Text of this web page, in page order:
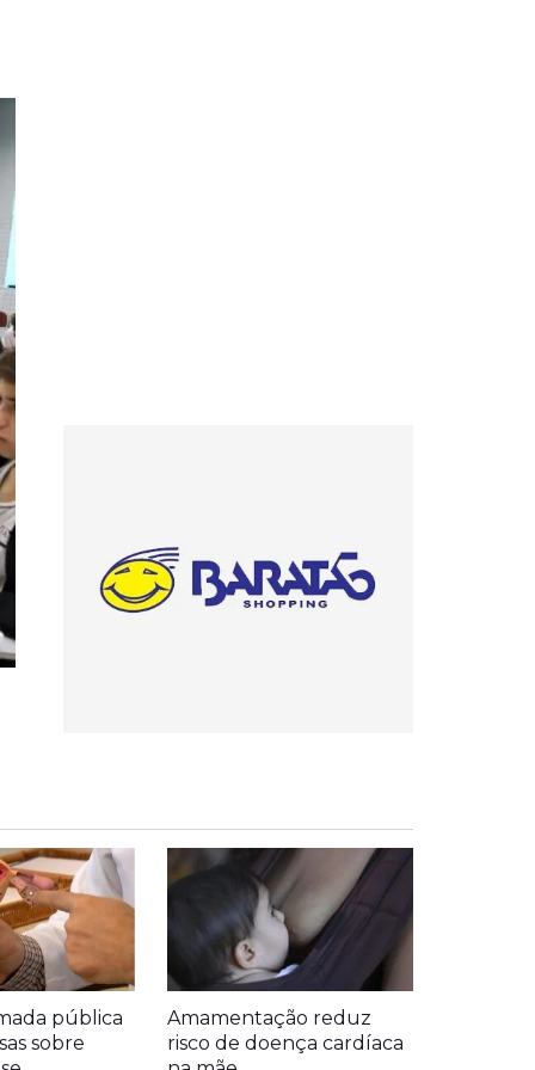
pública
sobre
Amamentação reduz
risco de doença cardíaca